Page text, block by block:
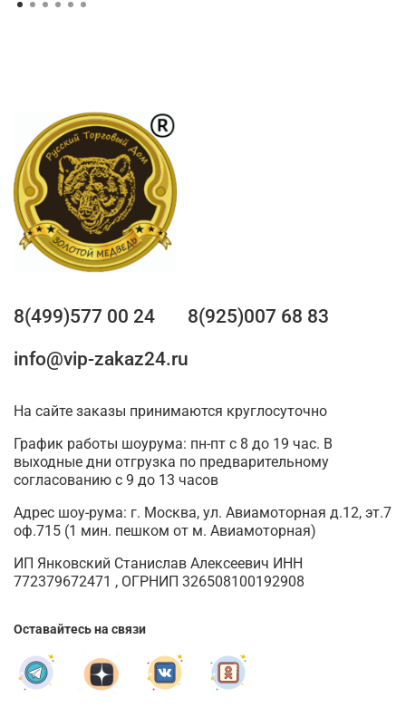
8(499)577 00 24
8(925)007 68 83
info@vip-zakaz24.ru
На сайте заказы принимаются круглосуточно
График работы шоурума: пн-пт с 8 до 19 час. В
выходные дни отгрузка по предварительному
согласованию с 9 до 13 часов
Адрес шоу-рума: г. Москва, ул. Авиамоторная д.12, эт.7
оф.715 (1 мин. пешком от м. Авиамоторная)
ИП Янковский Станислав Алексеевич ИНН
772379672471 , ОГРНИП 326508100192908
Оставайтесь на связи